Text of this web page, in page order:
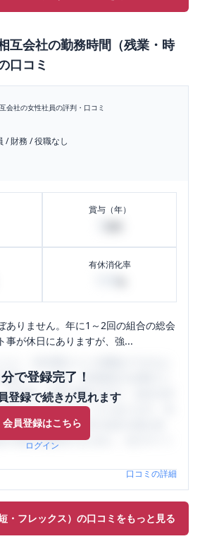
互会社の勤務時間（残業・時
口コミ
会社の女性社員の評判・口コミ
/財務 /役職なし
賞与（年）
有休消化率
ありません。年に1～2回の組合の総会
事が休日にありますが、強...
で登録完了！
登録で続きが見れます
会員登録はこちら
ログイン
シーハブ)は、女性限定の企業口コ
給与面・女性の働きやすさ・会社の評
気にすべき点がたくさんあります。先
コミを通して、本当の会社の姿を知
の悩みを解消するために、ぜひサイト
口コミの詳細
・フレックス）の口コミをもっと見る